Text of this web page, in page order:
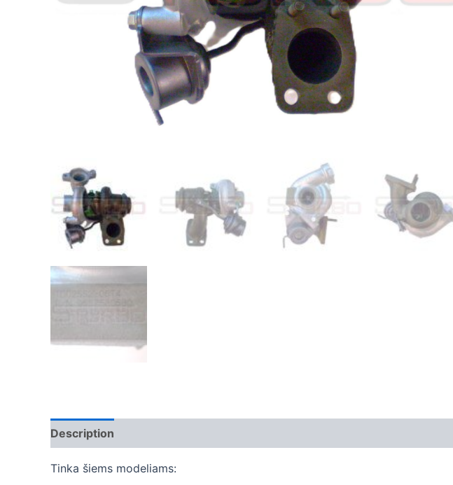
Description
Tinka šiems modeliams: